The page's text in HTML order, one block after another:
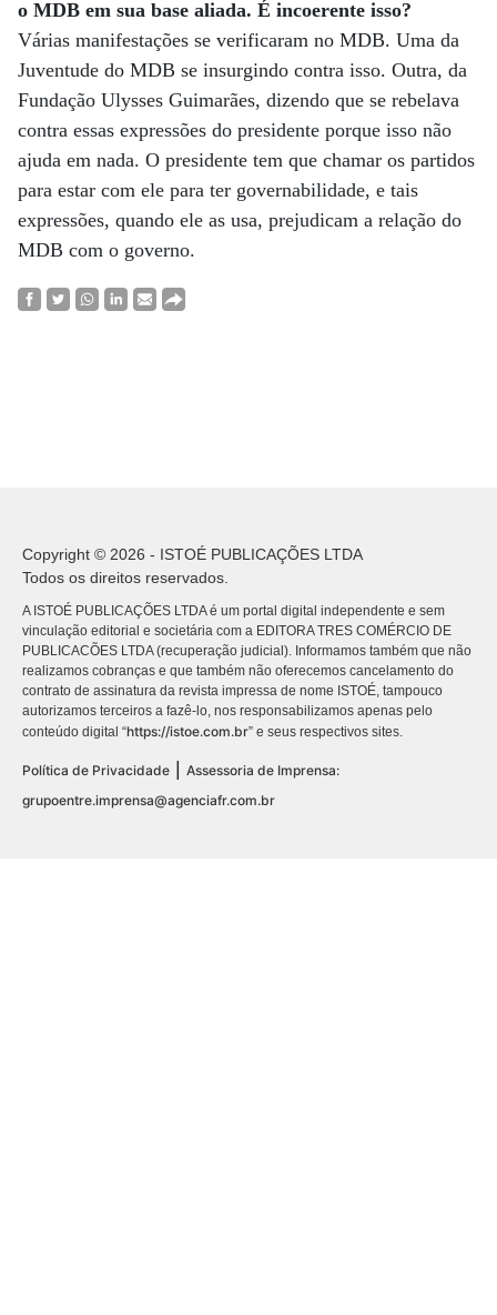
o MDB em sua base aliada. É incoerente isso?
Várias manifestações se verificaram no MDB. Uma da
Juventude do MDB se insurgindo contra isso. Outra, da
Fundação Ulysses Guimarães, dizendo que se rebelava
contra essas expressões do presidente porque isso não
ajuda em nada. O presidente tem que chamar os partidos
para estar com ele para ter governabilidade, e tais
expressões, quando ele as usa, prejudicam a relação do
MDB com o governo.
Copyright © 2026 - ISTOÉ PUBLICAÇÕES LTDA
Todos os direitos reservados.
A ISTOÉ PUBLICAÇÕES LTDA é um portal digital independente e sem
vinculação editorial e societária com a EDITORA TRES COMÉRCIO DE
PUBLICACÕES LTDA (recuperação judicial). Informamos também que não
realizamos cobranças e que também não oferecemos cancelamento do
contrato de assinatura da revista impressa de nome ISTOÉ, tampouco
autorizamos terceiros a fazê-lo, nos responsabilizamos apenas pelo
conteúdo digital “https://istoe.com.br” e seus respectivos sites.
Política de Privacidade
Assessoria de Imprensa:
grupoentre.imprensa@agenciafr.com.br